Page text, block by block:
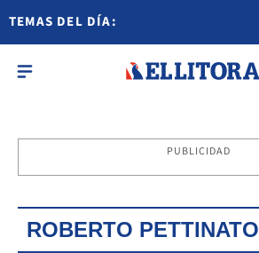
TEMAS DEL DÍA:
PUBLICIDAD
ROBERTO PETTINATO